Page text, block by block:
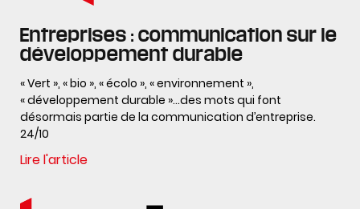
Entreprises : communication sur le
développement durable
« Vert », « bio », « écolo », « environnement »,
« développement durable »…des mots qui font
désormais partie de la communication d’entreprise.
24/10
Lire l'article